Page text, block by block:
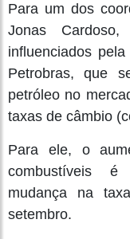
Para um dos
Jonas
influenciados
Petrobras, que
petróleo no
taxas de câmbio
Para ele, o
combustíveis é
mudança na
setembro.